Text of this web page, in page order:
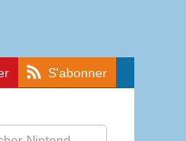
S'abonner